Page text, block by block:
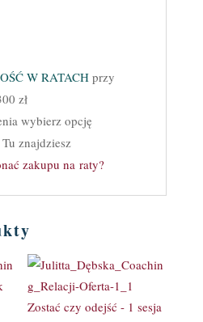
W RATACHprzy
zł
wybierz opcję
znajdziesz
zakupu na raty?